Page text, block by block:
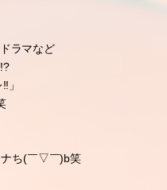
度取られたΣ(￣ε￣*)